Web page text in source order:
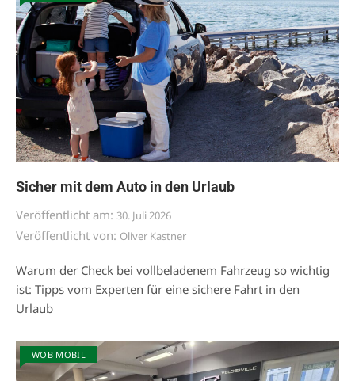
Sicher mit dem Auto in den Urlaub
Veröffentlicht am: 30. Juli 2026
Veröffentlicht von: Oliver Kastner
Warum der Check bei vollbeladenem Fahrzeug so wichtig
ist: Tipps vom Experten für eine sichere Fahrt in den
Urlaub
WOB MOBIL